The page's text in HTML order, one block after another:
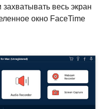
весь экран
окно FaceTime